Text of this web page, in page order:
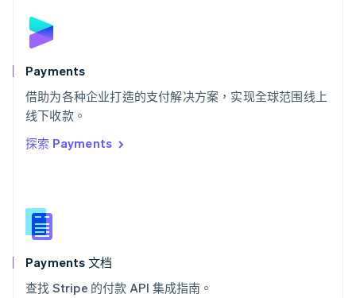
Payments
借助为各种企业打造的支付解决方案，实现全球范围线上
线下收款。
探索 Payments
Payments 文档
查找 Stripe 的付款 API 集成指南。
English
斯洛文尼亚
泰国
ไทยEnglish
希腊
English
西班牙
新西兰
English
匈牙利
English
ItalianoEnglish